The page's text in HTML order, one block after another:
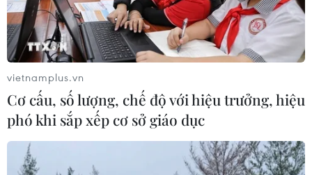
TIN CÙNG CHUYÊN MỤC
VN-Index tăng hơn 3 điểm nhờ sức
bật nhóm dầu khí
07/08/2026 09:36
Chứng khoán Mỹ rời đỉnh khi giá
năng lượng leo thang
vietnamplus.vn
Cơ cấu, số lượng, chế độ với hiệu trưởng, hiệu
phó khi sắp xếp cơ sở giáo dục